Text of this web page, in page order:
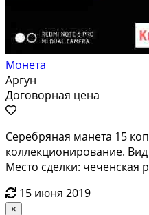
Монета
Аргун
Договорная цена
Серебряная манета 15
коллекционирование.
Место сделки: чеченская
15 июня 2019
×